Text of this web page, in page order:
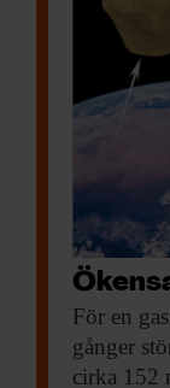
För en
gånger
cirka 152